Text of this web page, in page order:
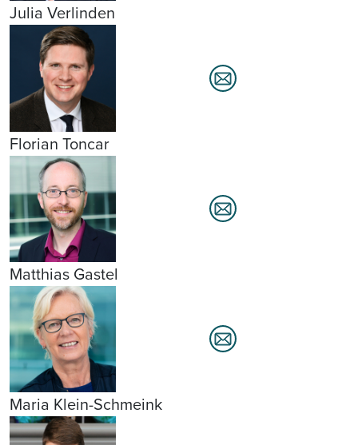
Julia Verlinden
Florian Toncar
Matthias Gastel
Maria Klein-Schmeink